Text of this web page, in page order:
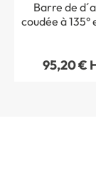
Barre de
coudée à 135°
95,20 €